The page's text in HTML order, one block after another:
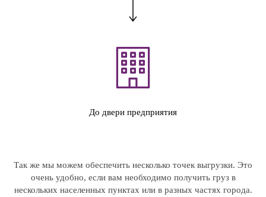
До двери предприятия
Так же мы можем обеспечить несколько точек выгрузки. Это
очень удобно, если вам необходимо получить груз в
нескольких населенных пунктах или в разных частях города.